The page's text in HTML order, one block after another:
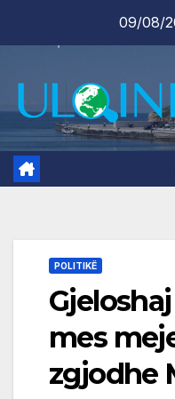
09/08/
POLITIKË
mes
zgjodhe